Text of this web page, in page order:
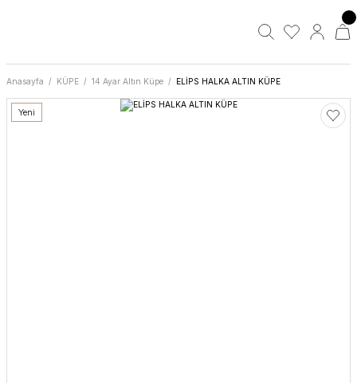
Anasayfa KÜPE 14 Ayar Altın Küpe ELİPS HALKA ALTIN KÜPE
Yeni